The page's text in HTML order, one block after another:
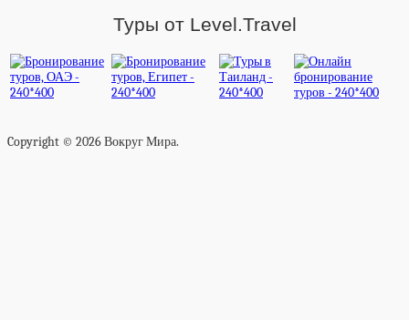
Туры от Level.Travel
Copyright © 2026 Вокруг Мира.